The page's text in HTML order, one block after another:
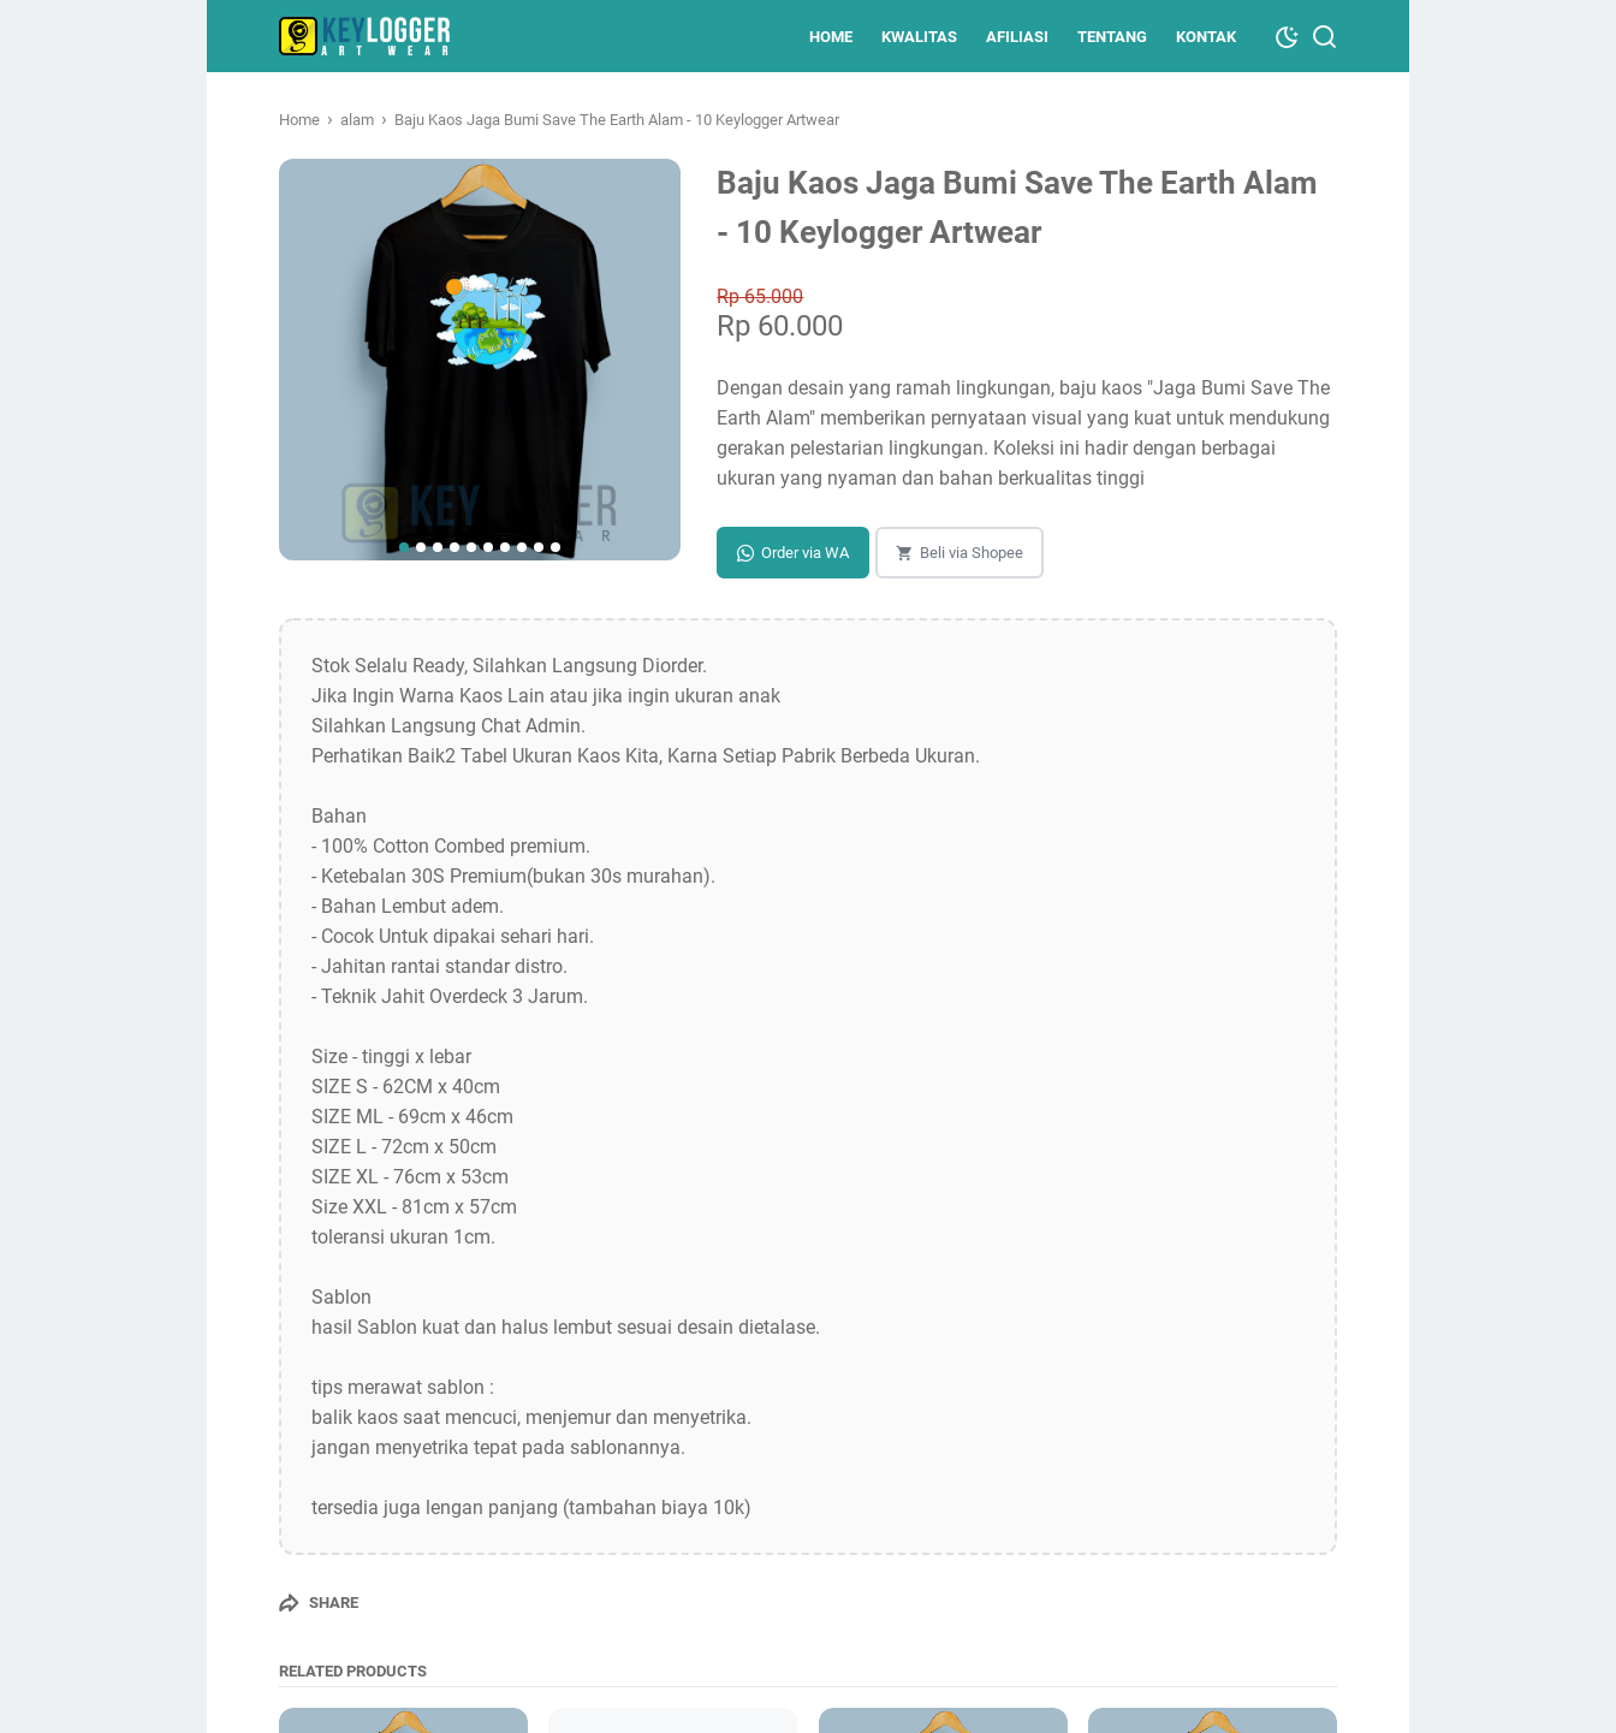
HOME KWALITAS AFILIASI TENTANG KONTAK
Home › alam › Baju Kaos Jaga Bumi Save The Earth Alam - 10 Keylogger Artwear
Baju Kaos Jaga Bumi Save The Earth Alam
- 10 Keylogger Artwear
Rp 65.000
Rp 60.000
Dengan desain yang ramah lingkungan, baju kaos "Jaga Bumi Save The
Earth Alam" memberikan pernyataan visual yang kuat untuk mendukung
gerakan pelestarian lingkungan. Koleksi ini hadir dengan berbagai
ukuran yang nyaman dan bahan berkualitas tinggi
Order via WA Beli via Shopee
Stok Selalu Ready, Silahkan Langsung Diorder.
Jika Ingin Warna Kaos Lain atau jika ingin ukuran anak
Silahkan Langsung Chat Admin.
Perhatikan Baik2 Tabel Ukuran Kaos Kita, Karna Setiap Pabrik Berbeda Ukuran.
Bahan
- 100% Cotton Combed premium.
- Ketebalan 30S Premium(bukan 30s murahan).
- Bahan Lembut adem.
- Cocok Untuk dipakai sehari hari.
- Jahitan rantai standar distro.
- Teknik Jahit Overdeck 3 Jarum.
Size - tinggi x lebar
SIZE S - 62CM x 40cm
SIZE ML - 69cm x 46cm
SIZE L - 72cm x 50cm
SIZE XL - 76cm x 53cm
Size XXL - 81cm x 57cm
toleransi ukuran 1cm.
Sablon
hasil Sablon kuat dan halus lembut sesuai desain dietalase.
tips merawat sablon :
balik kaos saat mencuci, menjemur dan menyetrika.
jangan menyetrika tepat pada sablonannya.
tersedia juga lengan panjang (tambahan biaya 10k)
SHARE
RELATED PRODUCTS